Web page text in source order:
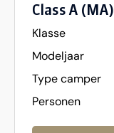
Class A (MA)
Klasse
Modeljaar
Type camper
Personen